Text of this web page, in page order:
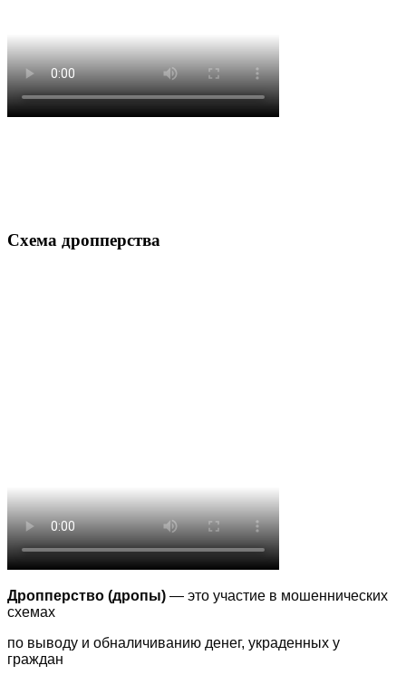
Схема дропперства
Дропперство (дропы) — это участие в мошеннических
схемах
по выводу и обналичиванию денег, украденных у
граждан